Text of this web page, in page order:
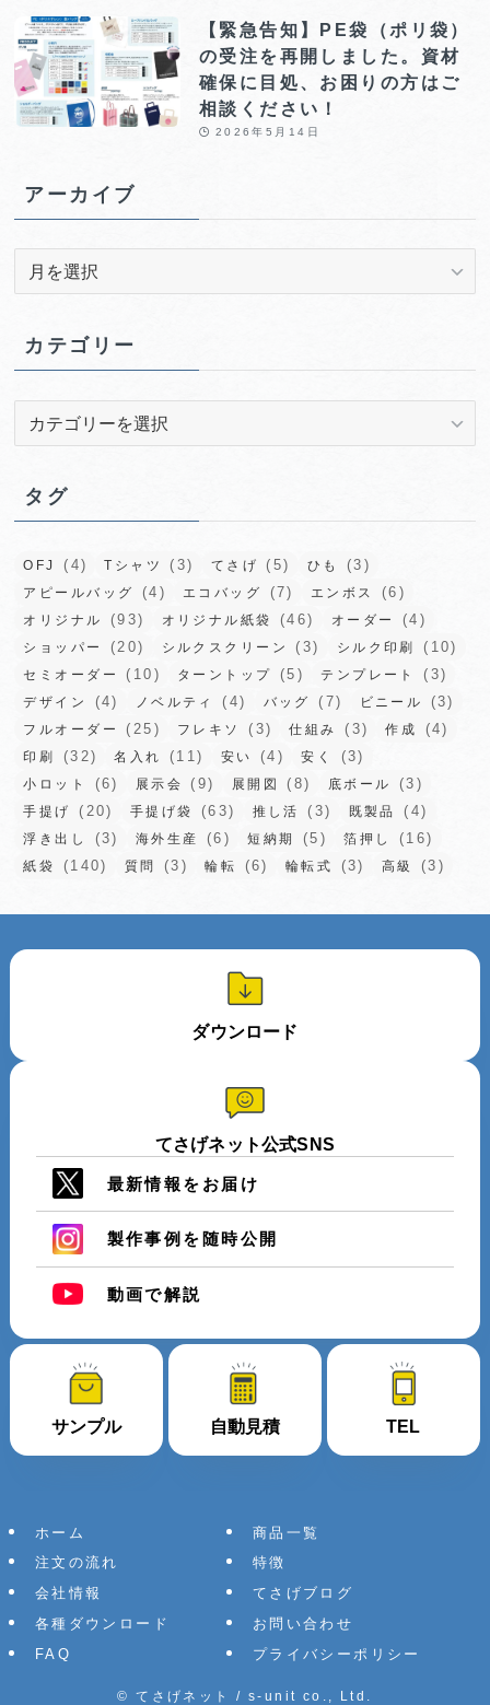
【緊急告知】PE袋（ポリ袋）
の受注を再開しました。資材
確保に目処、お困りの方はご
相談ください！
2026年5月14日
アーカイブ
ア
イ
ブ
カテゴリー
リ
ー
タグ
OFJ (4) Tシャツ (3) てさげ (5) ひも (3)
アピールバッグ (4) エコバッグ (7) エンボス (6)
オリジナル (93) オリジナル紙袋 (46) オーダー (4)
ショッパー (20) シルクスクリーン (3) シルク印刷 (10)
セミオーダー (10) ターントップ (5) テンプレート (3)
デザイン (4) ノベルティ (4) バッグ (7) ビニール (3)
フルオーダー (25) フレキソ (3) 仕組み (3) 作成 (4)
印刷 (32) 名入れ (11) 安い (4) 安く (3)
小ロット (6) 展示会 (9) 展開図 (8) 底ボール (3)
手提げ (20) 手提げ袋 (63) 推し活 (3) 既製品 (4)
浮き出し (3) 海外生産 (6) 短納期 (5) 箔押し (16)
紙袋 (140) 質問 (3) 輪転 (6) 輪転式 (3) 高級 (3)
ダウンロード
てさげネット公式SNS
最新情報をお届け
製作事例を随時公開
動画で解説
サンプル 自動見積 TEL
ホーム
商品一覧
注文の流れ
特徴
会社情報
てさげブログ
各種ダウンロード
お問い合わせ
FAQ
プライバシーポリシー
© てさげネット / s-unit co., Ltd.